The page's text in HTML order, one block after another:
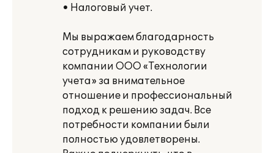
• Налоговый учет.
Мы выражаем благодарность
сотрудникам и руководству
компании ООО «Технологии
учета» за внимательное
отношение и профессиональный
подход к решению задач. Все
потребности компании были
полностью удовлетворены.